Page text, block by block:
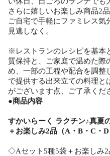
さらに嬉しいお楽しみ商品2品
ご自宅で手軽にファミレス気
見逃しなく。
※レストランのレシピを基本
質保持と、ご家庭で温めた際
め、一部の工程や配合を調整
で提供する出来立ての料理と
がございます点、ご了承くだ
●商品内容
すかいらーく ラクチン♪真夏
＋お楽しみ2品（A・B・C・D
◇Aセット5種5袋＋お楽しみ2